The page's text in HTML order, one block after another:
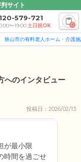
サイト
579-721
〜19:00土日祝OK 0
狭山市の有料老人ホーム・介護
へのインタビュー
投稿日：2026/02/13
が最小限
時間を過ごせ